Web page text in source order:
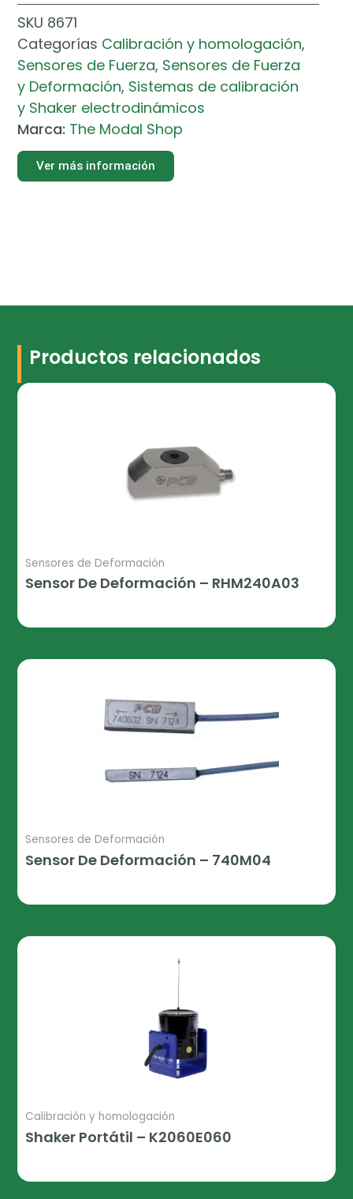
SKU 8671
Categorías Calibración y homologación,
Sensores de Fuerza, Sensores de Fuerza
y Deformación, Sistemas de calibración
y Shaker electrodinámicos
Marca: The Modal Shop
Ver más información
Productos relacionados
Sensores de Deformación
Sensor De Deformación – RHM240A03
Sensores de Deformación
Sensor De Deformación – 740M04
Calibración y homologación
Shaker Portátil – K2060E060